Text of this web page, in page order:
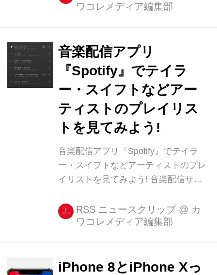
ということ。 もしiPhoneで撮った写真
ワコレメディア編集部
音楽配信アプリ
『Spotify』でテイラ
ー・スイフトなどアー
ティストのプレイリス
トを見てみよう!
音楽配信アプリ『Spotify』でテイラ
ー・スイフトなどアーティストのプレ
イリストを見てみよう! 音楽配信サー
のアプリでは自分のお気に入りの音楽
をまとめたプレイリストを作って、そ
アーティスト達も活用してい [...]
RSS ニュースクリップ @ カ
ワコレメディア編集部
iPhone 8とiPhone Xっ